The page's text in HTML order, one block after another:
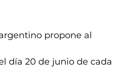
propone al
día 20 de junio de cada